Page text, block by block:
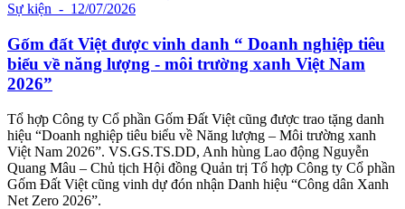
Sự kiện - 12/07/2026
Gốm đất Việt được vinh danh “ Doanh nghiệp tiêu
biểu về năng lượng - môi trường xanh Việt Nam
2026”
Tổ hợp Công ty Cổ phần Gốm Đất Việt cũng được trao tặng danh
hiệu “Doanh nghiệp tiêu biểu về Năng lượng – Môi trường xanh
Việt Nam 2026”. VS.GS.TS.DD, Anh hùng Lao động Nguyễn
Quang Mâu – Chủ tịch Hội đồng Quản trị Tổ hợp Công ty Cổ phần
Gốm Đất Việt cũng vinh dự đón nhận Danh hiệu “Công dân Xanh
Net Zero 2026”.